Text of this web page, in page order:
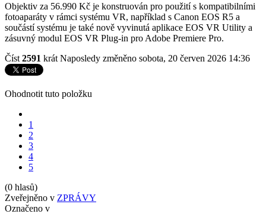
Objektiv za 56.990 Kč je konstruován pro použití s kompatibilními
fotoaparáty v rámci systému VR, například s Canon EOS R5 a
součástí systému je také nově vyvinutá aplikace EOS VR Utility a
zásuvný modul EOS VR Plug-in pro Adobe Premiere Pro.
Číst 2591 krát Naposledy změněno sobota, 20 červen 2026 14:36
Ohodnotit tuto položku
1
2
3
4
5
(0 hlasů)
Zveřejněno v ZPRÁVY
Označeno v